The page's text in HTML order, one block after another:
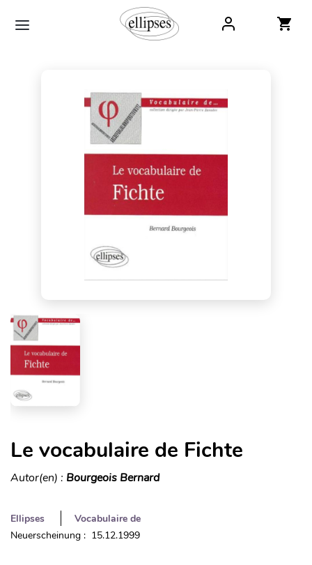
Le vocabulaire de Fichte
Autor(en) : Bourgeois Bernard
Ellipses
Vocabulaire de
Neuerscheinung : 15.12.1999